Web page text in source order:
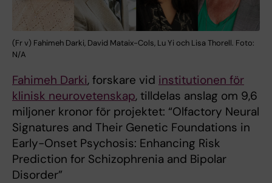
(Fr v) Fahimeh Darki, David Mataix-Cols, Lu Yi och Lisa Thorell. Foto:
N/A
Fahimeh Darki, forskare vid institutionen för
klinisk neurovetenskap, tilldelas anslag om 9,6
miljoner kronor för projektet: “Olfactory Neural
Signatures and Their Genetic Foundations in
Early-Onset Psychosis: Enhancing Risk
Prediction for Schizophrenia and Bipolar
Disorder”